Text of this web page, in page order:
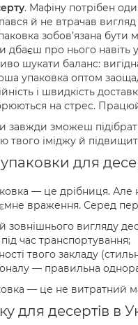
. Мафіну потрібен
й не втрачав вигляд
зобов’язана бути
дбаєш про нього навіть
шукати баланс:
упаковка оптом
і швидкість
на стрес.
завжди зможеш
твого іміджу й
для
— це дрібниця. Але
враження. Серед
зовнішнього вигляду
час транспортування;
твого закладу
— правильна
— це не витратний
для десертів в